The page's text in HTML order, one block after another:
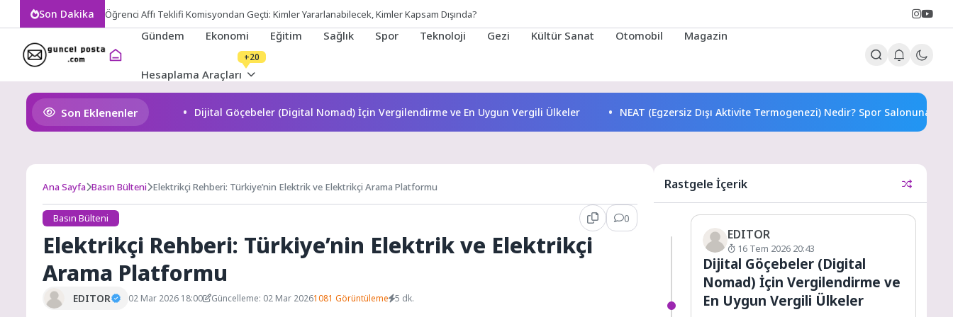
Son Dakika Öğrenci Affı Teklifi Komisyondan Geçti: Kimler Yararlanabilecek, Kimler Kapsam Dışında?
Gündem Ekonomi Eğitim Sağlık Spor Teknoloji Gezi Kültür Sanat Otomobil Magazin
Hesaplama Araçları
+20
Son Eklenenler Dijital Göçebeler (Digital Nomad) İçin Vergilendirme ve En Uygun Vergili Ülkeler NEAT (Egzersiz Dışı Aktivite Termogenezi) Nedir? Spor Salonuna
Ana Sayfa Basın Bülteni Elektrikçi Rehberi: Türkiye’nin Elektrik ve Elektrikçi Arama Platformu
Basın Bülteni 0
Elektrikçi Rehberi: Türkiye’nin Elektrik ve Elektrikçi
Arama Platformu
EDITOR 02 Mar 2026 18:00 Güncelleme: 02 Mar 20261081 Görüntüleme 5 dk.
Rastgele İçerik
EDITOR
16 Tem 2026 20:43
Dijital Göçebeler (Digital
Nomad) İçin Vergilendirme ve
En Uygun Vergili Ülkeler